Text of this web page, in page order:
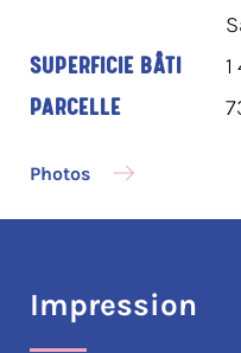
SUPERFICIE BÂTI
PARCELLE
Photos
Impression